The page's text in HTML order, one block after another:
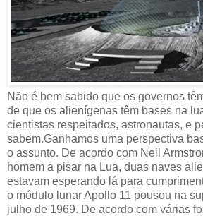
Não é bem sabido que os governos
de que os alienígenas têm bases na
cientistas respeitados, astronautas, e
sabem.Ganhamos uma perspectiva
o assunto. De acordo com Neil
homem a pisar na Lua, duas naves
estavam esperando lá para
o módulo lunar Apollo 11 pousou na
julho de 1969. De acordo com várias